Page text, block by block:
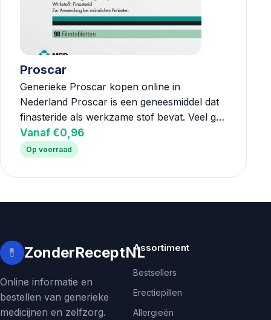
Proscar
Generieke Proscar kopen online in
Nederland Proscar is een geneesmiddel dat
finasteride als werkzame stof bevat. Veel g…
Vanaf €0,96
Op voorraad
💊 ZonderReceptNL
Online informatie en
bestellen van generieke
medicijnen en zelfzorg.
Assortiment
Bestsellers
Erectiepillen
Allergieën